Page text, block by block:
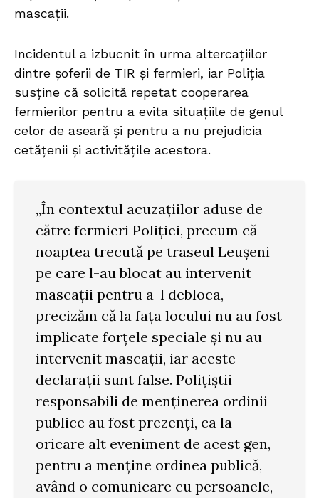
mascații.
Incidentul a izbucnit în urma altercațiilor
dintre șoferii de TIR și fermieri, iar Poliția
susține că solicită repetat cooperarea
fermierilor pentru a evita situațiile de genul
celor de aseară și pentru a nu prejudicia
cetățenii și activitățile acestora.
„În contextul acuzațiilor aduse de
către fermieri Poliției, precum că
noaptea trecută pe traseul Leușeni
pe care l-au blocat au intervenit
mascații pentru a-l debloca,
precizăm că la fața locului nu au fost
implicate forțele speciale și nu au
intervenit mascații, iar aceste
declarații sunt false. Polițiștii
responsabili de menținerea ordinii
publice au fost prezenți, ca la
oricare alt eveniment de acest gen,
pentru a menține ordinea publică,
având o comunicare cu persoanele,